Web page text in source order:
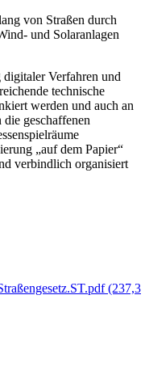
von Straßen durch
und Solaranlagen
Verfahren und
technische
werden und auch an
geschaffenen
„auf dem Papier“
verbindlich organisiert
(237,3